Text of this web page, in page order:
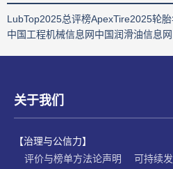
LubTop2025总评榜ApexTire2025轮
中国工程机械信息网中国润滑油信息网
关于我们
【治理与公信力】
评价与榜单方法论声明
可持续